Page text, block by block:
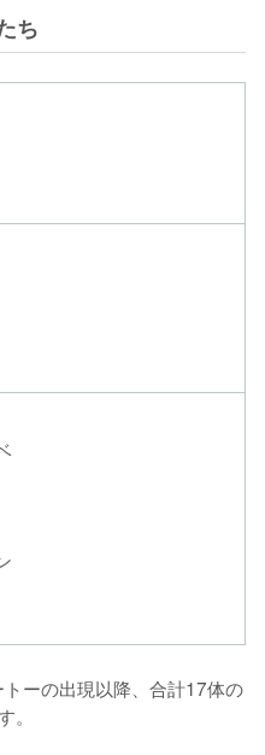
ち
ーの出現以降、合計17体の